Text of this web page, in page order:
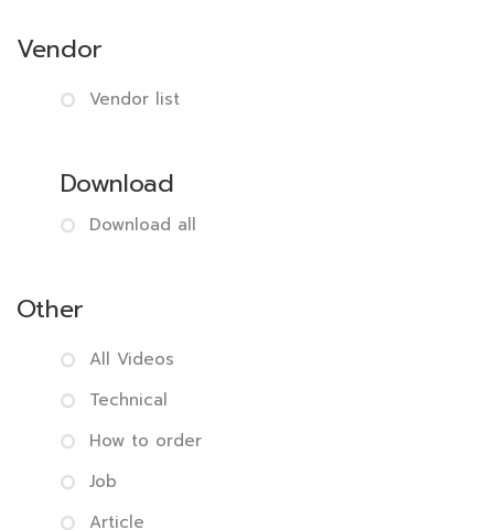
Vendor
Vendor list
Download
Download all
Other
All Videos
Technical
How to order
Job
Article